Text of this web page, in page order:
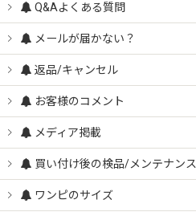
Q&Aよくある質問
メールが届かない？
返品/キャンセル
お客様のコメント
メディア掲載
買い付け後の検品/メンテナンス
ワンピのサイズ